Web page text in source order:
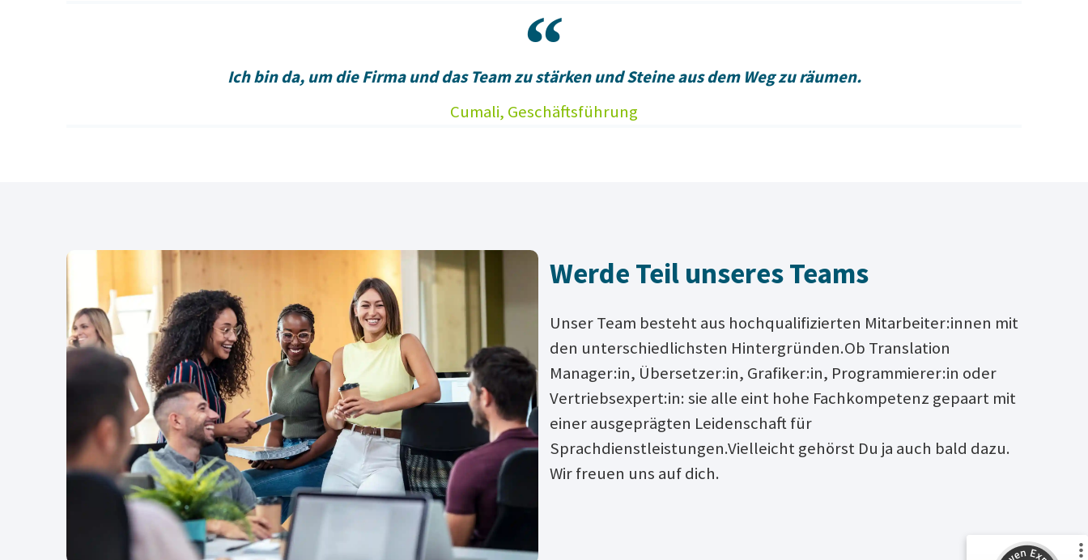
Ich bin da, um die Firma und das Team zu stärken und Steine aus dem Weg zu räumen.
Cumali, Geschäftsführung
Werde Teil unseres Teams
Unser Team besteht aus hochqualifizierten Mitarbeiter:innen mit
den unterschiedlichsten Hintergründen.Ob Translation
Manager:in, Übersetzer:in, Grafiker:in, Programmierer:in oder
Vertriebsexpert:in: sie alle eint hohe Fachkompetenz gepaart mit
einer ausgeprägten Leidenschaft für
Sprachdienstleistungen.Vielleicht gehörst Du ja auch bald dazu.
Wir freuen uns auf dich.
24